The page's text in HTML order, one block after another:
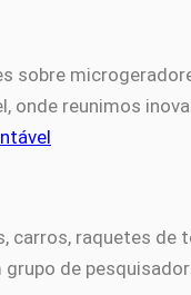
sobre
onde reunimos
raquetes de
de